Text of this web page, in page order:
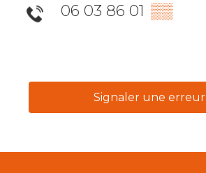
06 03 86 01 ▒▒
Signaler une erreur